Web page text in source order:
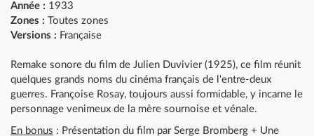
Année : 1933
Zones : Toutes zones
Versions : Française
Remake sonore du film de Julien Duvivier (1925), ce film réunit
quelques grands noms du cinéma français de l'entre-deux
guerres. Françoise Rosay, toujours aussi formidable, y incarne le
personnage venimeux de la mère sournoise et vénale.
En bonus : Présentation du film par Serge Bromberg + Une